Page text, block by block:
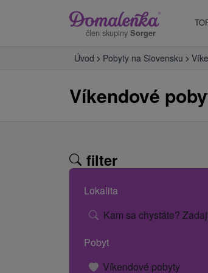
člen skupiny Sorger
Úvod Pobyty na Slovensku
Víkendové
filter
Lokalita
Kam sa chystáte?
Pobyt
Víkendové pobyty